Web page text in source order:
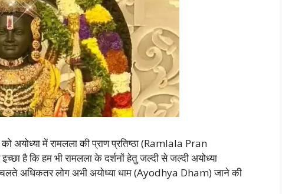
अयोध्या में रामलला की प्राण प्रतिष्ठा (Ramlala Pran
है कि हम भी रामलला के दर्शनों हेतु जल्दी से जल्दी अयोध्या
अधिकतर लोग अभी अयोध्या धाम (Ayodhya Dham) जाने की